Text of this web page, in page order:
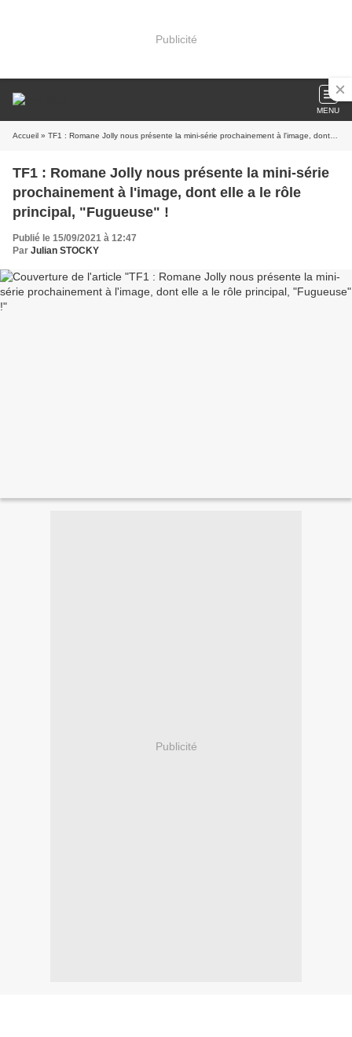
Publicité
MENU
Accueil » TF1 : Romane Jolly nous présente la mini-série prochainement à l'image, dont elle a le rôle principal, "Fugueuse" !
TF1 : Romane Jolly nous présente la mini-série
prochainement à l'image, dont elle a le rôle
principal, "Fugueuse" !
Publié le 15/09/2021 à 12:47
Par Julian STOCKY
Publicité